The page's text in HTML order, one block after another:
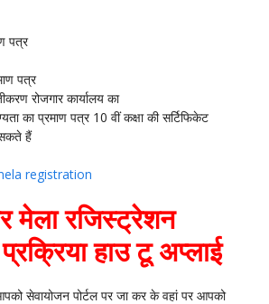
पत्र
पत्र
रोजगार कार्यालय का
का प्रमाण पत्र 10 वीं कक्षा की सर्टिफिकेट
हैं
registration
मेला रजिस्ट्रेशन
हाउ टू अप्लाई
सेवायोजन पोर्टल पर जा कर के वहां पर आपको